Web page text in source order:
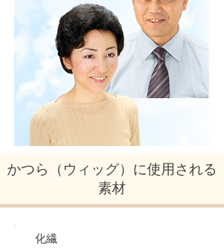
かつら（ウィッグ）に使用される
素材
化繊